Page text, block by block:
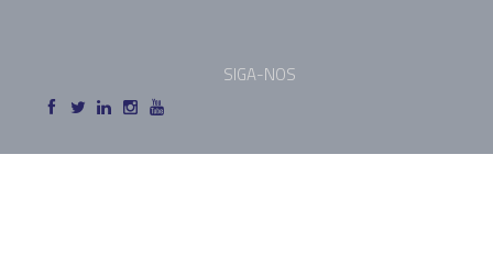
SIGA-NOS